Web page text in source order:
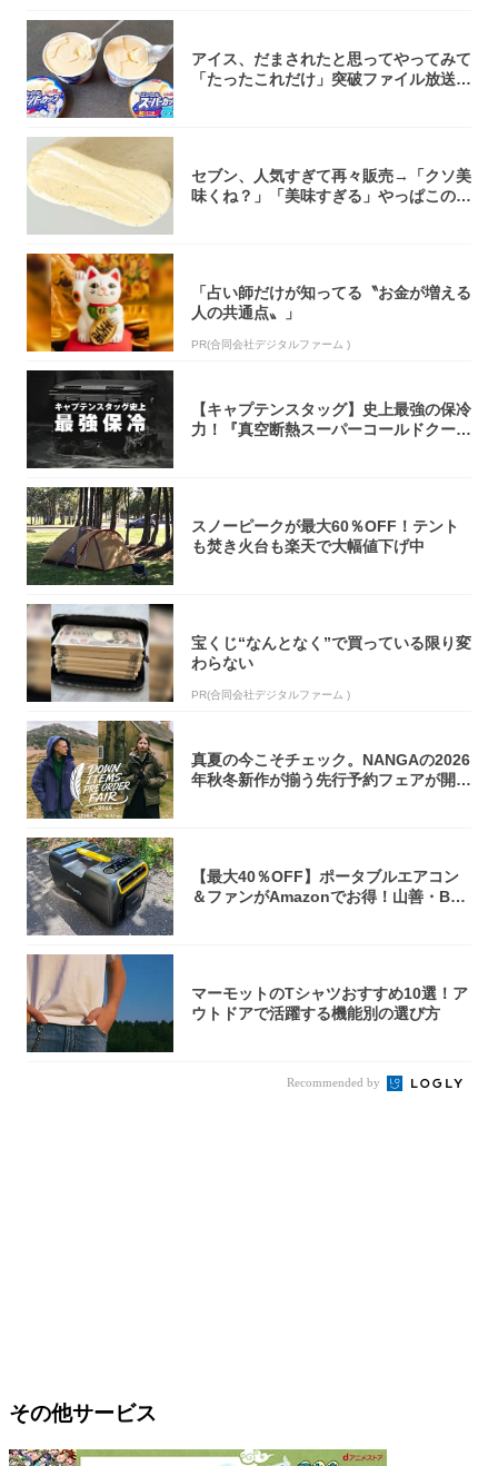
アイス、だまされたと思ってやってみて
「たったこれだけ」突破ファイル放送で
セブン、人気すぎて再々販売→「クソ美
味くね？」「美味すぎる」やっぱこのク
「占い師だけが知ってる〝お金が増える
人の共通点〟」
PR(合同会社デジタルファーム )
【キャプテンスタッグ】史上最強の保冷
力！『真空断熱スーパーコールドクーラ
スノーピークが最大60％OFF！テント
も焚き火台も楽天で大幅値下げ中
宝くじ“なんとなく”で買っている限り変
わらない
PR(合同会社デジタルファーム )
真夏の今こそチェック。NANGAの2026
年秋冬新作が揃う先行予約フェアが開催
【最大40％OFF】ポータブルエアコン
＆ファンがAmazonでお得！山善・Bo
マーモットのTシャツおすすめ10選！ア
ウトドアで活躍する機能別の選び方
Recommended by
その他サービス